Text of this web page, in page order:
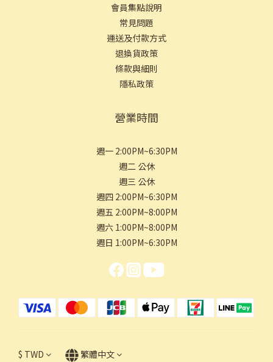
會員集點說明
常見問題
運送及付款方式
退換貨政策
條款與細則
隱私政策
營業時間
週一 2:00PM~6:30PM
週二 公休
週三 公休
週四 2:00PM~6:30PM
週五 2:00PM~8:00PM
週六 1:00PM~8:00PM
週日 1:00PM~6:30PM
$ TWD 繁體中文